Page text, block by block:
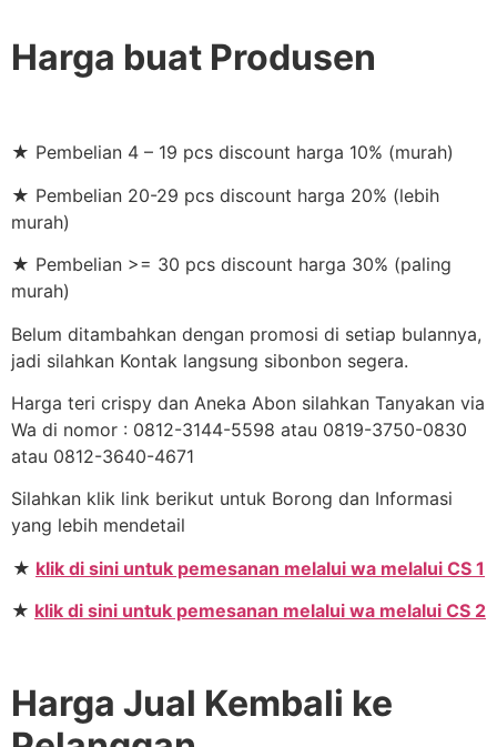
Harga buat Produsen
★ Pembelian 4 – 19 pcs discount harga 10% (murah)
★ Pembelian 20-29 pcs discount harga 20% (lebih
murah)
★ Pembelian >= 30 pcs discount harga 30% (paling
murah)
Belum ditambahkan dengan promosi di setiap bulannya,
jadi silahkan Kontak langsung sibonbon segera.
Harga teri crispy dan Aneka Abon silahkan Tanyakan via
Wa di nomor : 0812-3144-5598 atau 0819-3750-0830
atau 0812-3640-4671
Silahkan klik link berikut untuk Borong dan Informasi
yang lebih mendetail
★ klik di sini untuk pemesanan melalui wa melalui CS 1
★ klik di sini untuk pemesanan melalui wa melalui CS 2
Harga Jual Kembali ke